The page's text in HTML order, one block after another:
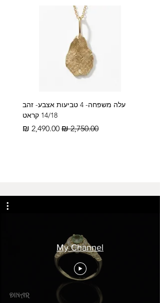
עלה משפחה- 4 טביעות אצבע- זהב
14/18 קראט
מחיר רגיל מחיר מבצע
My Channel